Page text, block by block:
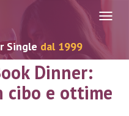
Single dal 1999
Dinner:
cibo e ottime